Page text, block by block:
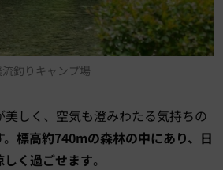
釣りキャンプ場
しく、空気も澄みわたる気持ちの
標高約740mの森林の中にあり、日
く過ごせます。